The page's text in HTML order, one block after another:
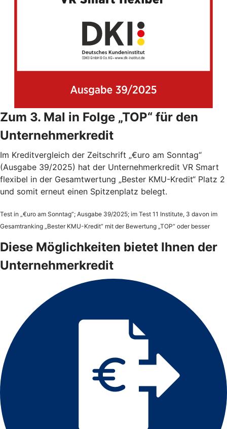
Zum 3. Mal in Folge „TOP“ für den
Unternehmerkredit
Im Kreditvergleich der Zeitschrift „€uro am Sonntag“
(Ausgabe 39/2025) hat der Unternehmerkredit VR Smart
flexibel in der Gesamtwertung „Bester KMU-Kredit“ Platz 2
und somit erneut einen Spitzenplatz belegt.
Test in „€uro am Sonntag“; Ausgabe 39/2025; im Test 11 Institute, 3 davon im
Gesamtranking „Bester KMU-Kredit“ mit der Bewertung „TOP“ oder besser
Diese Möglichkeiten bietet Ihnen der
Unternehmerkredit